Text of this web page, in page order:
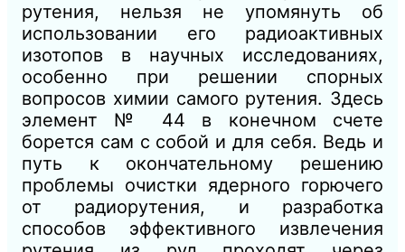
рутения, нельзя не упомянуть об
использовании его радиоактивных
изотопов в научных исследованиях,
особенно при решении спорных
вопросов химии самого рутения. Здесь
элемент № 44 в конечном счете
борется сам с собой и для себя. Ведь и
путь к окончательному решению
проблемы очистки ядерного горючего
от радиорутения, и разработка
способов эффективного извлечения